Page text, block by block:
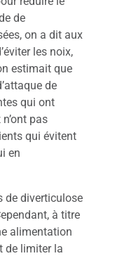
de
on a dit aux
les noix,
estimait que
de
qui ont
pas
qui évitent
en
de diverticulose
à titre
alimentation
de limiter la